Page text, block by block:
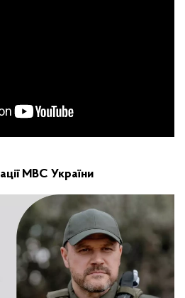
МВС України